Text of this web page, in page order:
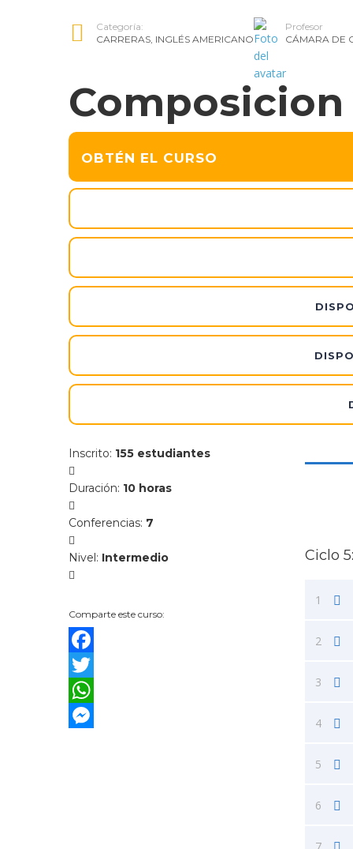
Ventas de Productos y
Visitador Médico
Categoría:
CARRERAS, INGLÉS AMERICANO
Profesor
CÁMARA DE
Composicion
OBTÉN EL CURSO
Inscrito: 155 estudiantes
Duración: 10 horas
Conferencias: 7
Nivel: Intermedio
Comparte este curso:
Facebook
Twitter
WhatsApp
Ciclo
1
2
3
4
5
6